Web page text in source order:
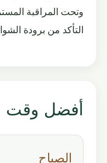
وتحت المراقبة
التأكد من برودة
أفضل وقت
الصباح